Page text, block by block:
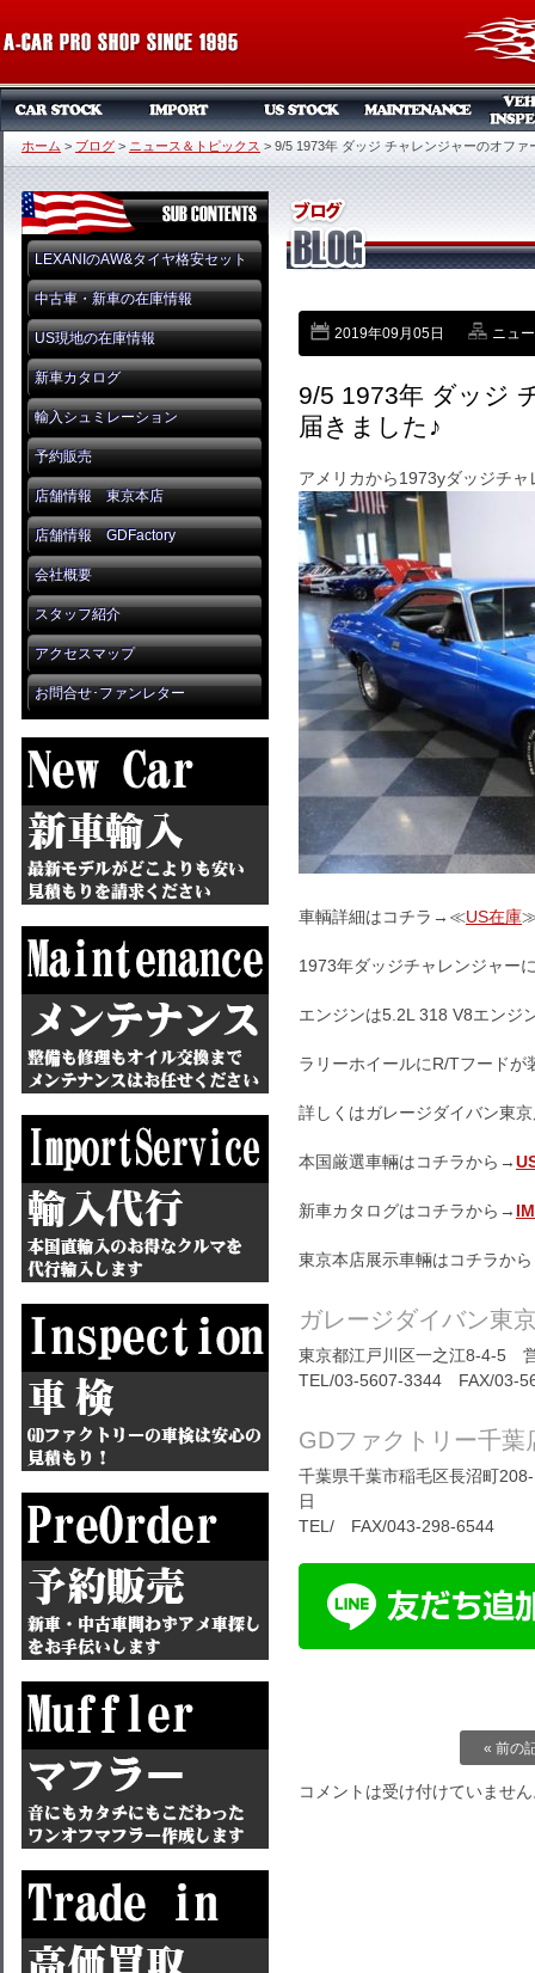
ホーム > ブログ > ニュース＆トピックス > 9/5 1973年 ダッジ チャレンジャーのオファ
LEXANIのAW&タイヤ格安セット
中古車・新車の在庫情報
US現地の在庫情報
新車カタログ
輸入シュミレーション
予約販売
店舗情報 東京本店
店舗情報 GDFactory
会社概要
スタッフ紹介
アクセスマップ
お問合せ･ファンレター
2019年09月05日 ニュ
9/5 1973年 ダッジ
届きました♪
アメリカから1973yダッジチ
車輌詳細はコチラ→≪US在庫
1973年ダッジチャレンジャー
エンジンは5.2L 318 V8エンジ
ラリーホイールにR/Tフードが
詳しくはガレージダイバン東
本国厳選車輛はコチラから→
新車カタログはコチラから→
東京本店展示車輛はコチラか
ガレージダイバン東
東京都江戸川区一之江8-4-5
TEL/03-5607-3344 FAX/03-
GDファクトリー千葉
千葉県千葉市稲毛区長沼町
日
TEL/ FAX/043-298-6544
« 前の
コメントは受け付けていませ